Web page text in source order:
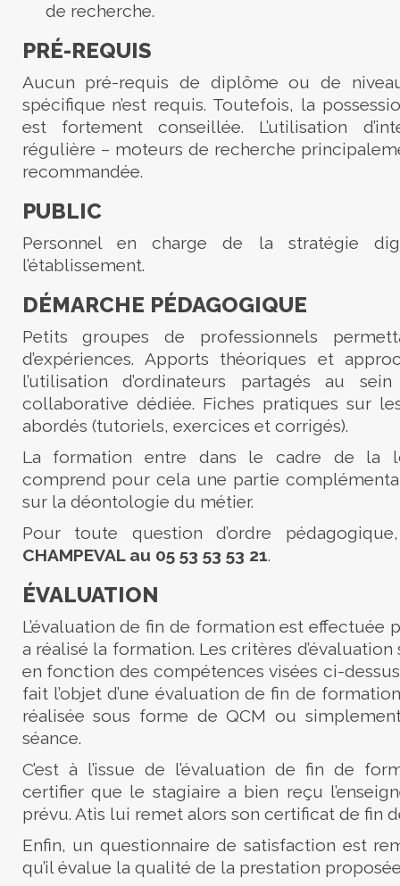
de recherche.
PRÉ-REQUIS
Aucun pré-requis de diplôme ou de
spécifique n’est requis. Toutefois, la
est fortement conseillée. L’utilisation
régulière – moteurs de recherche
recommandée.
PUBLIC
Personnel en charge de la stratégie
l’établissement.
DÉMARCHE PÉDAGOGIQUE
Petits groupes de professionnels
d’expériences. Apports théoriques et
l’utilisation d’ordinateurs partagés au
collaborative dédiée. Fiches pratiques sur
abordés (tutoriels, exercices et corrigés).
La formation entre dans le cadre de la
comprend pour cela une partie
sur la déontologie du métier.
Pour toute question d’ordre
CHAMPEVAL au 05 53 53 53 21.
ÉVALUATION
L’évaluation de fin de formation est effectuée
a réalisé la formation. Les critères
en fonction des compétences visées ci-
fait l’objet d’une évaluation de fin de
réalisée sous forme de QCM ou simplement
séance.
C’est à l’issue de l’évaluation de fin de
certifier que le stagiaire a bien reçu
prévu. Atis lui remet alors son certificat de fin
Enfin, un questionnaire de satisfaction est
qu’il évalue la qualité de la prestation